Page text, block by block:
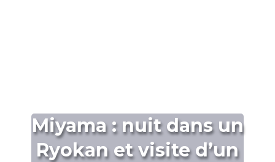
Miyama : nuit dans un
Ryokan et visite d’un